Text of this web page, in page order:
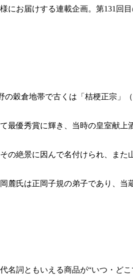
お届けする連載企画。第131回
穀倉地帯で古くは「桔梗正宗」
優秀賞に輝き、当時の皇室献
の絶景に因んで名付けられ、ま
氏は正岡子規の弟子であり、
名詞ともいえる商品が“いつ・